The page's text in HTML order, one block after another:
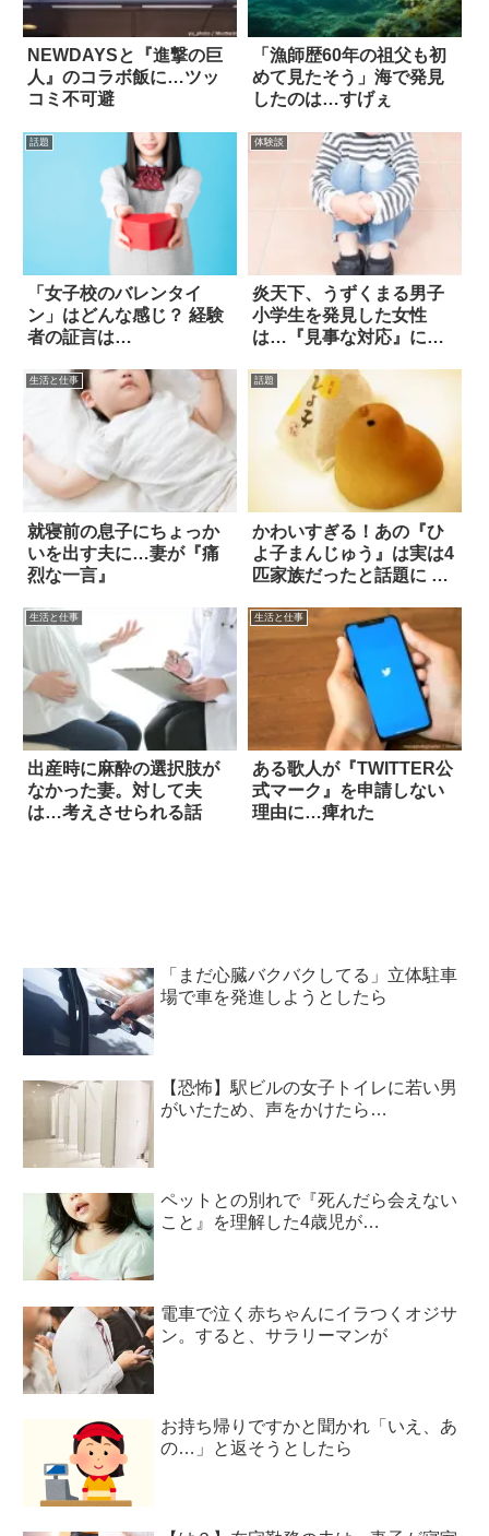
NEWDAYSと『進撃の巨
人』のコラボ飯に…ツッ
コミ不可避
「漁師歴60年の祖父も初
めて見たそう」海で発見
したのは…すげぇ
話題
「女子校のバレンタイ
ン」はどんな感じ？ 経験
者の証言は…
体験談
炎天下、うずくまる男子
小学生を発見した女性
は…『見事な対応』に拍
生活と仕事
就寝前の息子にちょっか
いを出す夫に…妻が『痛
烈な一言』
話題
かわいすぎる！あの『ひ
よ子まんじゅう』は実は4
匹家族だったと話題に 5
生活と仕事
出産時に麻酔の選択肢が
なかった妻。対して夫
は…考えさせられる話
生活と仕事
ある歌人が『TWITTER公
式マーク』を申請しない
理由に…痺れた
「まだ心臓バクバクしてる」立体駐車
場で車を発進しようとしたら
【恐怖】駅ビルの女子トイレに若い男
がいたため、声をかけたら…
ペットとの別れで『死んだら会えない
こと』を理解した4歳児が…
電車で泣く赤ちゃんにイラつくオジサ
ン。すると、サラリーマンが
お持ち帰りですかと聞かれ「いえ、あ
の…」と返そうとしたら